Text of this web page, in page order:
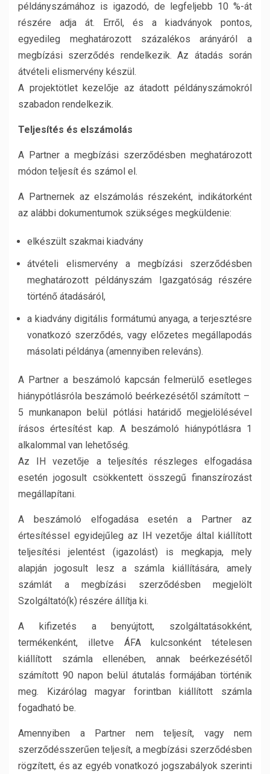
példányszámához is igazodó, de legfeljebb 10 %-át
részére adja át. Erről, és a kiadványok pontos,
egyedileg meghatározott százalékos arányáról a
megbízási szerződés rendelkezik. Az átadás során
átvételi elismervény készül.
A projektötlet kezelője az átadott példányszámokról
szabadon rendelkezik.
Teljesítés és elszámolás
A Partner a megbízási szerződésben meghatározott
módon teljesít és számol el.
A Partnernek az elszámolás részeként, indikátorként
az alábbi dokumentumok szükséges megküldenie:
elkészült szakmai kiadvány
átvételi elismervény a megbízási szerződésben
meghatározott példányszám Igazgatóság részére
történő átadásáról,
a kiadvány digitális formátumú anyaga, a terjesztésre
vonatkozó szerződés, vagy előzetes megállapodás
másolati példánya (amennyiben releváns).
A Partner a beszámoló kapcsán felmerülő esetleges
hiánypótlásróla beszámoló beérkezésétől számított –
5 munkanapon belül pótlási határidő megjelölésével
írásos értesítést kap. A beszámoló hiánypótlásra 1
alkalommal van lehetőség.
Az IH vezetője a teljesítés részleges elfogadása
esetén jogosult csökkentett összegű finanszírozást
megállapítani.
A beszámoló elfogadása esetén a Partner az
értesítéssel egyidejűleg az IH vezetője által kiállított
teljesítési jelentést (igazolást) is megkapja, mely
alapján jogosult lesz a számla kiállítására, amely
számlát a megbízási szerződésben megjelölt
Szolgáltató(k) részére állítja ki.
A kifizetés a benyújtott, szolgáltatásokként,
termékenként, illetve ÁFA kulcsonként tételesen
kiállított számla ellenében, annak beérkezésétől
számított 90 napon belül átutalás formájában történik
meg. Kizárólag magyar forintban kiállított számla
fogadható be.
Amennyiben a Partner nem teljesít, vagy nem
szerződésszerűen teljesít, a megbízási szerződésben
rögzített, és az egyéb vonatkozó jogszabályok szerinti